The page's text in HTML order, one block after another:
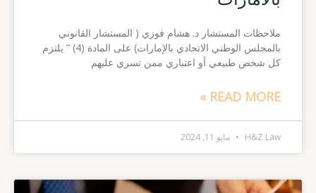
ملاحظات المستشار د. هشام فوزي ( المستشار القانوني
بالمجلس الوطني الاتحادي بالإمارات) على المادة (4) ” يلتزم
كل شخص طبيعي أو اعتباري ممن تسري عليهم
READ MORE »
H&Z Law مايو 11, 2024